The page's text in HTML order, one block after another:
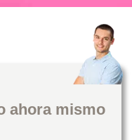
ahora mismo